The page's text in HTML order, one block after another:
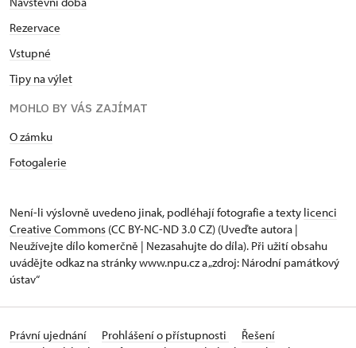
Rezervace
Vstupné
Tipy na výlet
MOHLO BY VÁS ZAJÍMAT
O zámku
Fotogalerie
Není-li výslovně uvedeno jinak, podléhají fotografie a texty licenci
Creative Commons (CC BY-NC-ND 3.0 CZ) (Uveďte autora |
Neužívejte dílo komerčně | Nezasahujte do díla). Při užití obsahu
uvádějte odkaz na stránky www.npu.cz a „zdroj: Národní památkový
ústav“
Právní ujednání Prohlášení o přístupnosti
Řešení